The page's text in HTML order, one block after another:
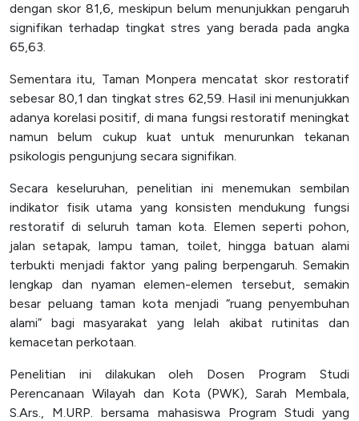
dengan skor 81,6, meskipun belum menunjukkan pengaruh
signifikan terhadap tingkat stres yang berada pada angka
65,63.
Sementara itu, Taman Monpera mencatat skor restoratif
sebesar 80,1 dan tingkat stres 62,59. Hasil ini menunjukkan
adanya korelasi positif, di mana fungsi restoratif meningkat
namun belum cukup kuat untuk menurunkan tekanan
psikologis pengunjung secara signifikan.
Secara keseluruhan, penelitian ini menemukan sembilan
indikator fisik utama yang konsisten mendukung fungsi
restoratif di seluruh taman kota. Elemen seperti pohon,
jalan setapak, lampu taman, toilet, hingga batuan alami
terbukti menjadi faktor yang paling berpengaruh. Semakin
lengkap dan nyaman elemen-elemen tersebut, semakin
besar peluang taman kota menjadi “ruang penyembuhan
alami” bagi masyarakat yang lelah akibat rutinitas dan
kemacetan perkotaan.
Penelitian ini dilakukan oleh Dosen Program Studi
Perencanaan Wilayah dan Kota (PWK), Sarah Membala,
S.Ars., M.URP. bersama mahasiswa Program Studi yang